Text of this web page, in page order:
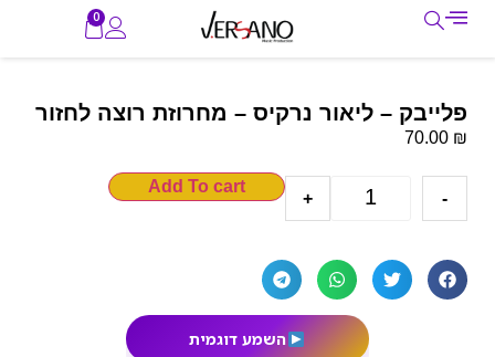
0
פלייבק – ליאור נרקיס – מחרוזת רוצה לחזור
70.00 ₪
-
+
Add To cart
השמע דוגמית